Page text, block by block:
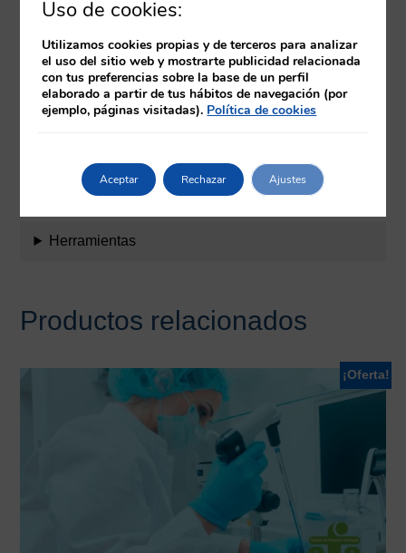
Objetivos
Evaluación
Requisitos
Herramientas
Productos relacionados
¡Oferta!
Uso de cookies:
Utilizamos cookies propias y de terceros para analizar
el uso del sitio web y mostrarte publicidad relacionada
con tus preferencias sobre la base de un perfil
elaborado a partir de tus hábitos de navegación (por
ejemplo, páginas visitadas). Política de cookies
Aceptar Rechazar Ajustes